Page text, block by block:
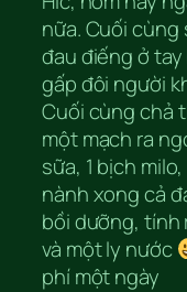
nữa. Cuối
đau điếng ở tay
gấp đôi người
Cuối cùng chả
một mạch ra
sữa, 1 bịch
nành xong cả
bồi dưỡng, tính
và một ly nước
phí một ngày